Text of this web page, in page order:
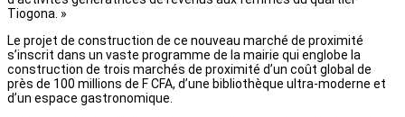
Tiogona. »
Le projet de construction de ce nouveau marché de proximité
s’inscrit dans un vaste programme de la mairie qui englobe la
construction de trois marchés de proximité d’un coût global de
près de 100 millions de F CFA, d’une bibliothèque ultra-moderne et
d’un espace gastronomique.